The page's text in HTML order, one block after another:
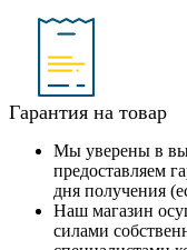
Гарантия на товар
Мы уверены в
предоставляем
дня получения
Наш магазин
силами